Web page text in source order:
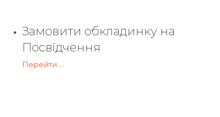
Замовити обкладинку на
Посвідчення
Перейти ...